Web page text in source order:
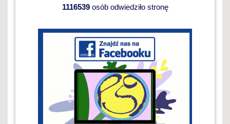
1116539osób odwiedziło stronę